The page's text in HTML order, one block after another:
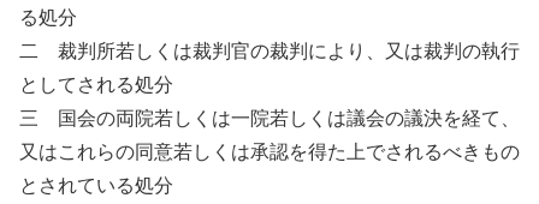
る処分
二 裁判所若しくは裁判官の裁判により、又は裁判の執行
としてされる処分
三 国会の両院若しくは一院若しくは議会の議決を経て、
又はこれらの同意若しくは承認を得た上でされるべきもの
とされている処分